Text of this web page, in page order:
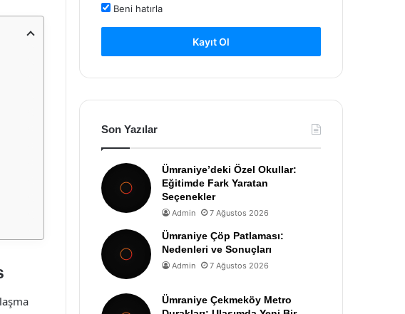
Beni hatırla
Kayıt Ol
Son Yazılar
Ümraniye’deki Özel Okullar:
Eğitimde Fark Yaratan
Seçenekler
Admin 7 Ağustos 2026
Ümraniye Çöp Patlaması:
Nedenleri ve Sonuçları
Admin 7 Ağustos 2026
Ümraniye Çekmeköy Metro